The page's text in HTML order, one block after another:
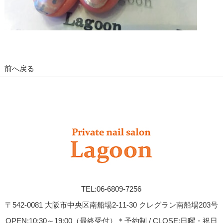
前へ戻る
TEL:06-6809-7256
〒542-0081 大阪市中央区南船場2-11-30 クレグラン南船場203号
OPEN:10:30～19:00（最終受付）＊予約制 / CLOSE:日曜・祝日